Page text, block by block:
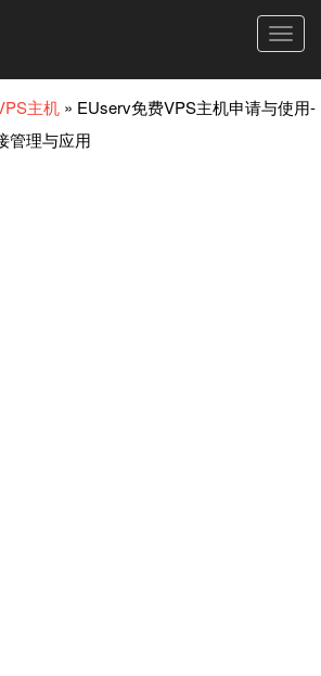
主机 » EUserv免费VPS主机申请与使用-
管理与应用